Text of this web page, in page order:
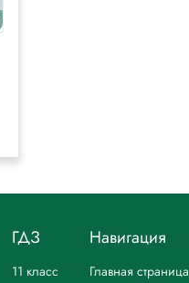
ГДЗ
11 класс
Навигация
Главная страница